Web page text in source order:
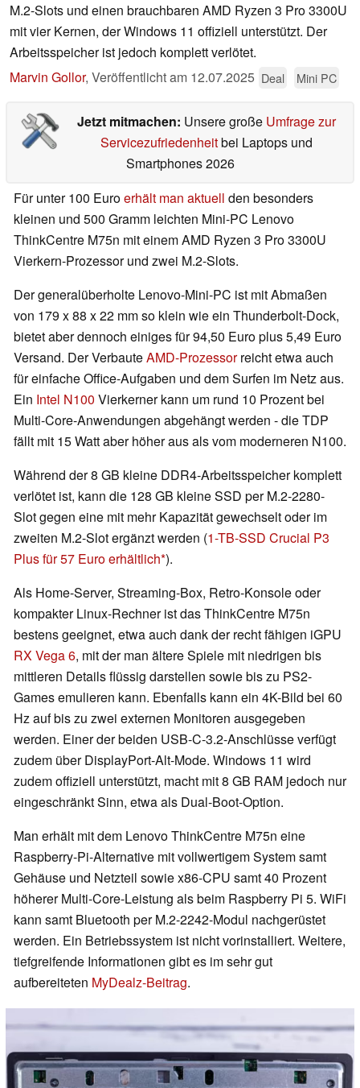
M.2-Slots und einen brauchbaren AMD Ryzen 3 Pro 3300U
mit vier Kernen, der Windows 11 offiziell unterstützt. Der
Arbeitsspeicher ist jedoch komplett verlötet.
Marvin Gollor, Veröffentlicht am 12.07.2025 Deal Mini PC
Jetzt mitmachen: Unsere große Umfrage zur
Servicezufriedenheitbei Laptops und
Smartphones 2026
Für unter 100 Euroerhält man aktuell den besonders
kleinen und 500 Gramm leichten Mini-PC Lenovo
ThinkCentre M75n mit einem AMD Ryzen 3 Pro 3300U
Vierkern-Prozessor und zwei M.2-Slots.
Der generalüberholte Lenovo-Mini-PC ist mit Abmaßen
von 179 x 88 x 22 mm so klein wie ein Thunderbolt-Dock,
bietet aber dennoch einiges für 94,50 Euro plus 5,49 Euro
Versand. Der VerbauteAMD-Prozessorreicht etwa auch
für einfache Office-Aufgaben und dem Surfen im Netz aus.
Ein Intel N100 Vierkerner kann um rund 10 Prozent bei
Multi-Core-Anwendungen abgehängt werden - die TDP
fällt mit 15 Watt aber höher aus als vom moderneren N100.
Während der 8 GB kleine DDR4-Arbeitsspeicher komplett
verlötet ist, kann die 128 GB kleine SSD per M.2-2280-
Slot gegen eine mit mehr Kapazität gewechselt oder im
zweiten M.2-Slot ergänzt werden (1-TB-SSD Crucial P3
Plus für 57 Euro erhältlich ).
Als Home-Server, Streaming-Box, Retro-Konsole oder
kompakter Linux-Rechner ist das ThinkCentre M75n
bestens geeignet, etwa auch dank der recht fähigen iGPU
RX Vega 6, mit der man ältere Spiele mit niedrigen bis
mittleren Details flüssig darstellen sowie bis zu PS2-
Games emulieren kann. Ebenfalls kann ein 4K-Bild bei 60
Hz auf bis zu zwei externen Monitoren ausgegeben
werden. Einer der beiden USB-C-3.2-Anschlüsse verfügt
zudem über DisplayPort-Alt-Mode. Windows 11 wird
zudem offiziell unterstützt, macht mit 8 GB RAM jedoch nur
eingeschränkt Sinn, etwa als Dual-Boot-Option.
Man erhält mit dem Lenovo ThinkCentre M75n eine
Raspberry-Pi-Alternative mit vollwertigem System samt
Gehäuse und Netzteil sowie x86-CPU samt 40 Prozent
höherer Multi-Core-Leistung als beim Raspberry Pi 5. WiFi
kann samt Bluetooth per M.2-2242-Modul nachgerüstet
werden. Ein Betriebssystem ist nicht vorinstalliert. Weitere,
tiefgreifende Informationen gibt es im sehr gut
aufbereiteten MyDealz-Beitrag.